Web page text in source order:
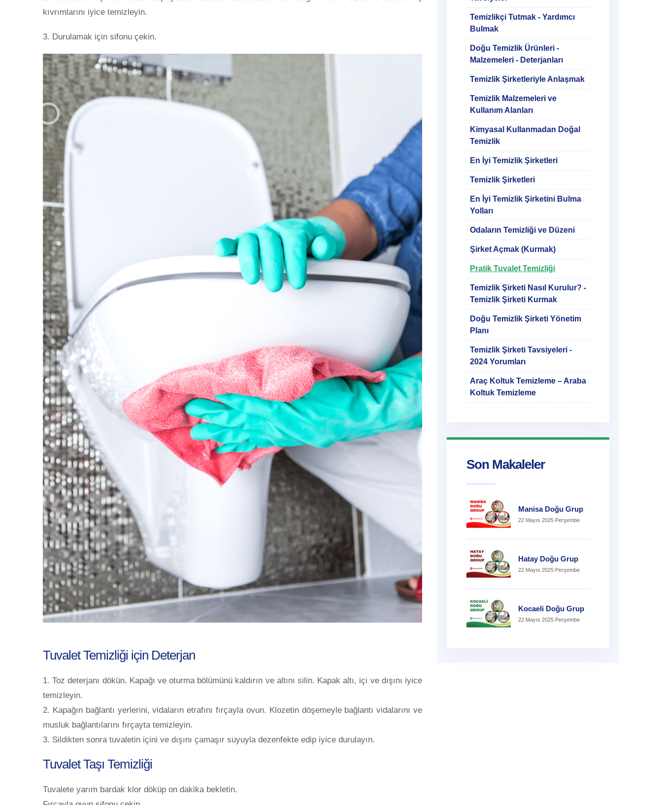
kıvrımlarını iyice temizleyin.
3. Durulamak için sifonu çekin.
Tuvalet Temizliği için Deterjan
1. Toz deterjanı dökün. Kapağı ve oturma bölümünü kaldırın ve altını silin. Kapak altı, içi ve dışını iyice
temizleyin.
2. Kapağın bağlantı yerlerini, vidaların etrafını fırçayla ovun. Klozetin döşemeyle bağlantı vidalarını ve
musluk bağlantılarını fırçayta temizleyin.
3. Sildikten sonra tuvaletin içini ve dışını çamaşır suyuyla dezenfekte edip iyice durulayın.
Tuvalet Taşı Temizliği
Tuvalete yarım bardak klor döküp on dakika bekletin.
Temizlikçi Tutmak - Yardımcı
Bulmak
Doğu Temizlik Ürünleri -
Malzemeleri - Deterjanları
Temizlik Şirketleriyle Anlaşmak
Temizlik Malzemeleri ve
Kullanım Alanları
Kimyasal Kullanmadan Doğal
Temizlik
En İyi Temizlik Şirketleri
Temizlik Şirketleri
En İyi Temizlik Şirketini Bulma
Yolları
Odaların Temizliği ve Düzeni
Şirket Açmak (Kurmak)
Pratik Tuvalet Temizliği
Temizlik Şirketi Nasıl Kurulur? -
Temizlik Şirketi Kurmak
Doğu Temizlik Şirketi Yönetim
Planı
Temizlik Şirketi Tavsiyeleri -
2024 Yorumları
Araç Koltuk Temizleme – Araba
Koltuk Temizleme
Son Makaleler
Manisa Doğu Grup
22 Mayıs 2025 Perşembe
Hatay Doğu Grup
22 Mayıs 2025 Perşembe
Kocaeli Doğu Grup
22 Mayıs 2025 Perşembe